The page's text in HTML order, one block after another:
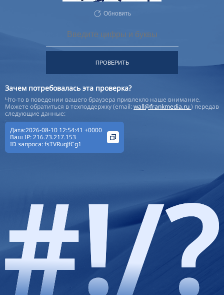
Обновить
ПРОВЕРИТЬ
Зачем потребовалась эта проверка?
Что-то в поведении вашего браузера привлекло наше внимание.
Можете обратиться в техподдержку (email:wall@frankmedia.ru) передав
следующие данные:
Дата:2026-08-10 12:54:41 +0000
Ваш IP:216.73.217.153
ID запроса:fsTVRuqJfCg1